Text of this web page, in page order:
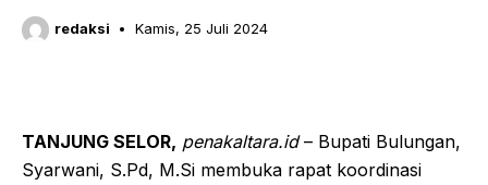
redaksi Kamis, 25 Juli 2024
TANJUNG SELOR, penakaltara.id– Bupati Bulungan,
Syarwani, S.Pd, M.Si membuka rapat koordinasi